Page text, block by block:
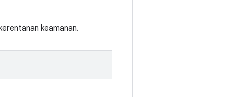
keamanan.